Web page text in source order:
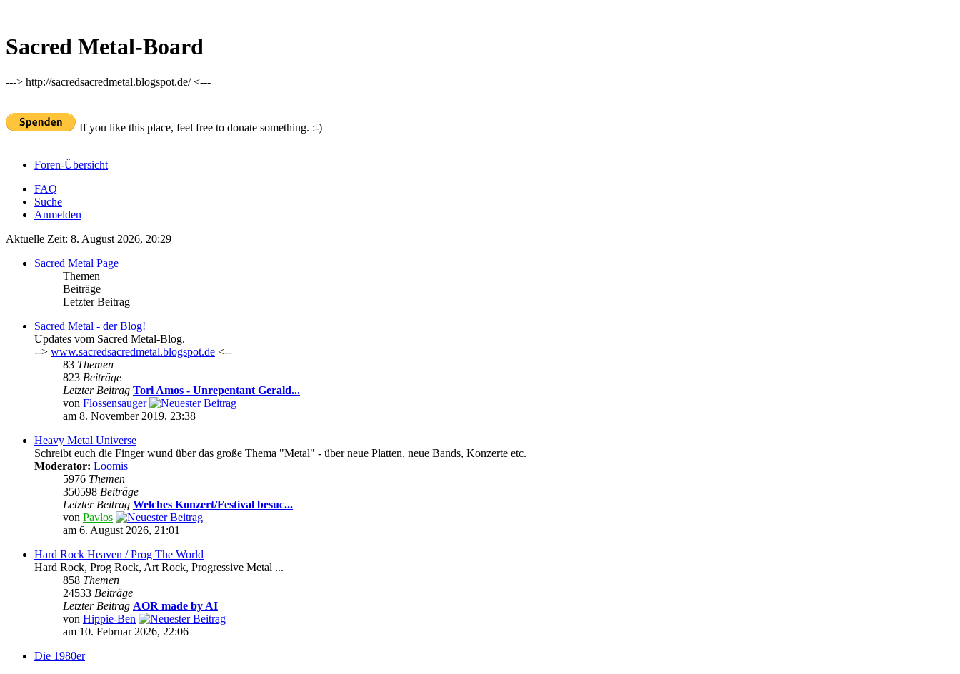
Sacred Metal-Board
---> http://sacredsacredmetal.blogspot.de/ <---
If you like this place, feel free to donate something. :-)
Foren-Übersicht
FAQ
Suche
Anmelden
Aktuelle Zeit: 8. August 2026, 20:29
Sacred Metal Page
Themen
Beiträge
Letzter Beitrag
Sacred Metal - der Blog!
Updates vom Sacred Metal-Blog.
--> www.sacredsacredmetal.blogspot.de <--
83 Themen
823 Beiträge
Letzter Beitrag Tori Amos - Unrepentant Gerald...
von Flossensauger
am 8. November 2019, 23:38
Heavy Metal Universe
Schreibt euch die Finger wund über das große Thema "Metal" - über neue Platten, neue Bands, Konzerte etc.
Moderator: Loomis
5976 Themen
350598 Beiträge
Letzter Beitrag Welches Konzert/Festival besuc...
von Pavlos
am 6. August 2026, 21:01
Hard Rock Heaven / Prog The World
Hard Rock, Prog Rock, Art Rock, Progressive Metal ...
858 Themen
24533 Beiträge
Letzter Beitrag AOR made by AI
von Hippie-Ben
am 10. Februar 2026, 22:06
Die 1980er